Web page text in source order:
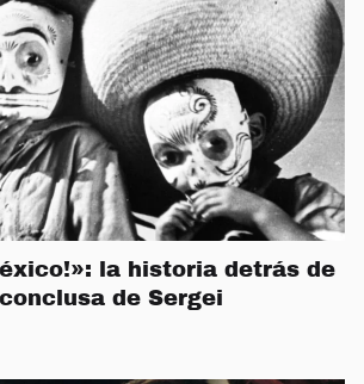
la historia detrás de
de Sergei